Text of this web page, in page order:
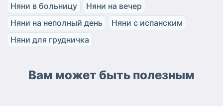
Няни в больницу
Няни на вечер
Няни на неполный день
Няни с испанским
Няни для грудничка
Вам может быть полезным